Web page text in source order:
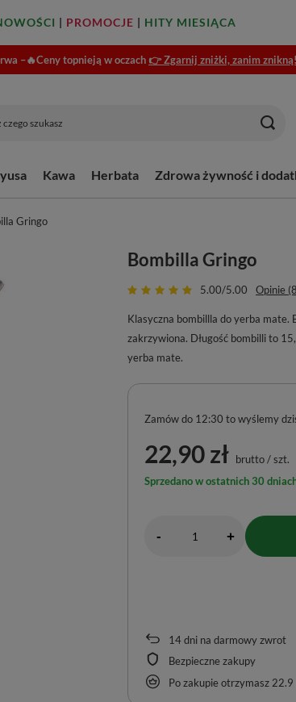
| PROMOCJE | HITY MIESIĄCA
–🔥Ceny topnieją w oczach 👉 Zgarnij zniżki, zanim znikną!
Kawa Herbata Zdrowa żywność i
Gringo
Bombilla Gringo
5.00/5.00 Opinie
Klasyczna bombillla do yerba
zakrzywiona. Długość bombilli to
yerba mate.
14dni na darmowy zwrot
Bezpieczne zakupy
Po zakupie otrzymasz 22.9
Zamów do 12:30 to wyślemy
22,90 zł brutto/szt.
Sprzedano w ostatnich 30
- +